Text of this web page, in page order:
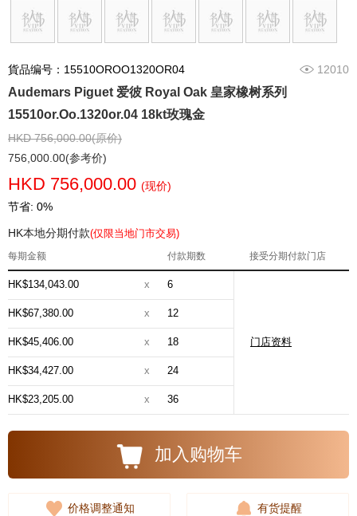
貨品编号：15510OROO1320OR04 12010
Audemars Piguet 爱彼 Royal Oak 皇家橡树系列
15510or.Oo.1320or.04 18kt玫瑰金
HKD 756,000.00(原价)
756,000.00(参考价)
HKD 756,000.00 (现价)
节省: 0%
HK本地分期付款(仅限当地门市交易)
每期金额 付款期数 接受分期付款门店
HK$134,043.00 x 6
门店资料
HK$67,380.00 x 12
HK$45,406.00 x 18
HK$34,427.00 x 24
HK$23,205.00 x 36
加入购物车
价格调整通知 有货提醒